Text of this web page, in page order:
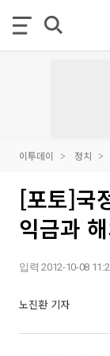
이투데이 정치
[포토]국
익금과
입력 2012-10-08
노진환 기자